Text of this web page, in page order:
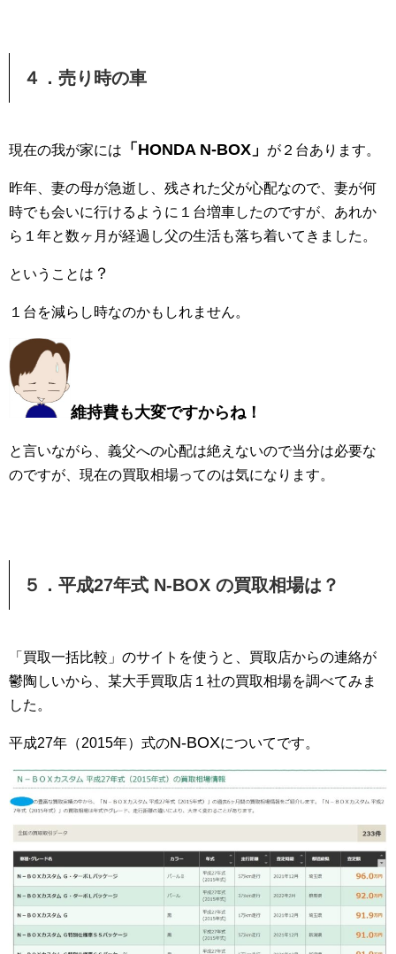
４．売り時の車
現在の我が家には 「HONDA N-BOX」 が２台あります。
昨年、妻の母が急逝し、残された父が心配なので、妻が何
時でも会いに行けるように１台増車したのですが、あれか
ら１年と数ヶ月が経過し父の生活も落ち着いてきました。
ということは ？
１台を減らし時なのかもしれません。
維持費も大変ですからね！
と言いながら、義父への心配は絶えないので当分は必要な
のですが、現在の買取相場ってのは気になります。
５．平成27年式 N-BOX の買取相場は？
「買取一括比較」のサイトを使うと、買取店からの連絡が
鬱陶しいから、某大手買取店１社の買取相場を調べてみま
した。
平成27年（2015年）式のN-BOXについてです。